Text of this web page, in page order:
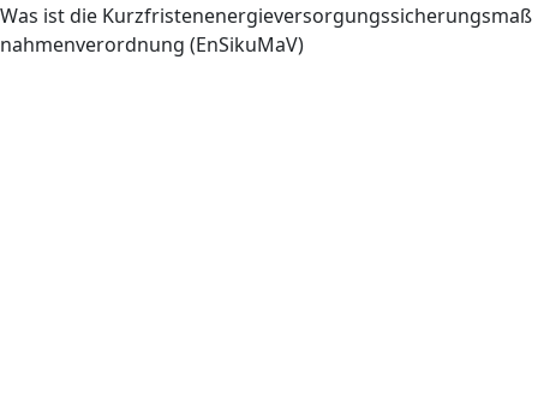
Was ist die Kurzfristenenergieversorgungssicherungsmaß
nahmenverordnung (EnSikuMaV)